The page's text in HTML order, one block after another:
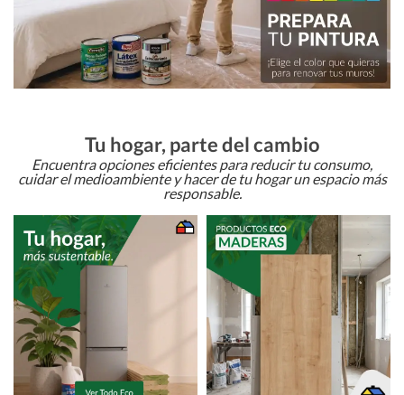
Tu hogar, parte del cambio
Encuentra opciones eficientes para reducir tu consumo,
cuidar el medioambiente y hacer de tu hogar un espacio más
responsable.